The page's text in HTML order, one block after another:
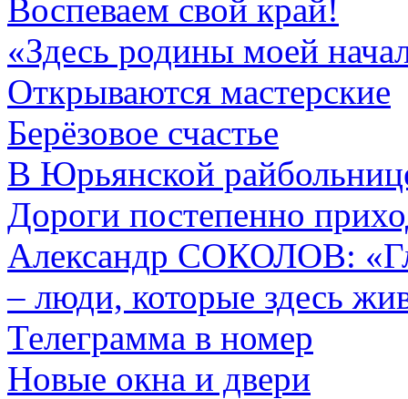
Воспеваем свой край!
«Здесь родины моей
Открываются мастерские
Берёзовое счастье
В Юрьянской
Дороги постепенно
Александр СОКОЛОВ:
– люди, которые здесь
Телеграмма в номер
Новые окна и двери